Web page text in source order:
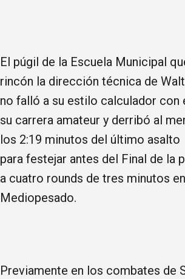
El púgil de la Escuela Municipal
rincón la dirección técnica de
no falló a su estilo calculador con
su carrera amateur y derribó al
los 2:19 minutos del último asalto
para festejar antes del Final de la
a cuatro rounds de tres minutos
Mediopesado.
Previamente en los combates de